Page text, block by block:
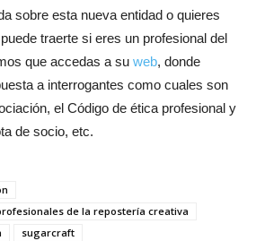
sobre esta nueva entidad o quieres
traerte si eres un profesional del
que accedas a su web, donde
a interrogantes como cuales son
el Código de ética profesional y
de socio, etc.
de la repostería creativa
sugarcraft